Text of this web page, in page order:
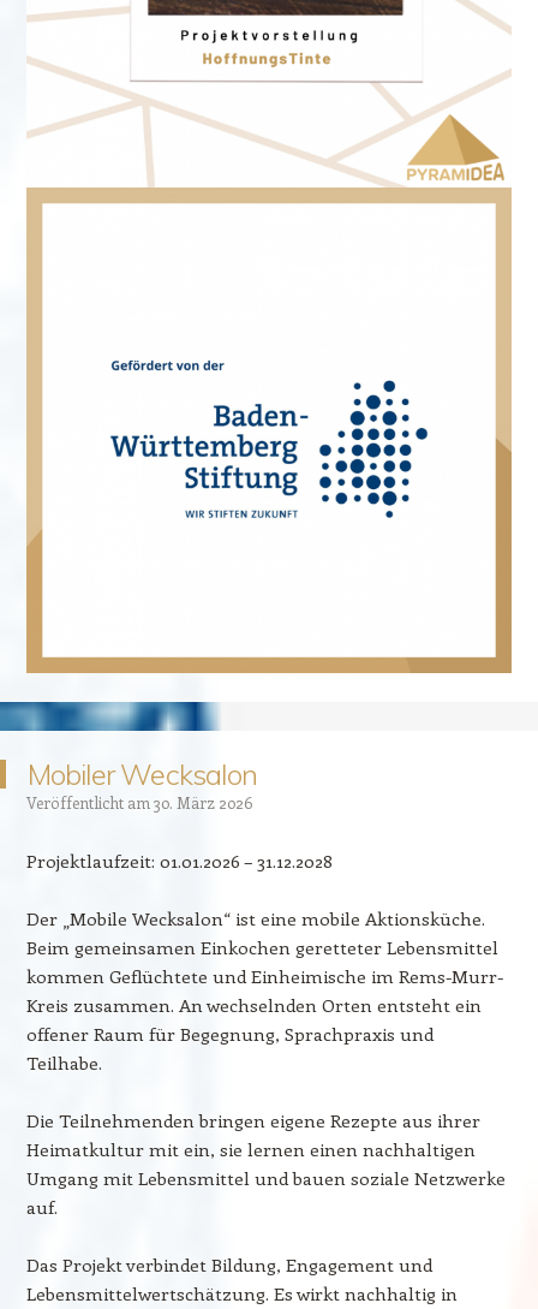
Mobiler Wecksalon
Veröffentlicht am30. März 2026
Projektlaufzeit: 01.01.2026 – 31.12.2028
Der „Mobile Wecksalon“ ist eine mobile Aktionsküche.
Beim gemeinsamen Einkochen geretteter Lebensmittel
kommen Geflüchtete und Einheimische im Rems-Murr-
Kreis zusammen. An wechselnden Orten entsteht ein
offener Raum für Begegnung, Sprachpraxis und
Teilhabe.
Die Teilnehmenden bringen eigene Rezepte aus ihrer
Heimatkultur mit ein, sie lernen einen nachhaltigen
Umgang mit Lebensmittel und bauen soziale Netzwerke
auf.
Das Projekt verbindet Bildung, Engagement und
Lebensmittelwertschätzung. Es wirkt nachhaltig in